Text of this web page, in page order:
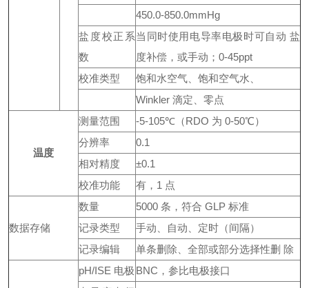
450.0-850.0mmHg
盐度校正系
数
当同时使用电导率电极时可自动 盐
度补偿，或手动；0-45ppt
校准类型
饱和水空气、饱和空气水、
Winkler 滴定、零点
温度
测量范围
-5-105℃（RDO 为 0-50℃）
分辨率
0.1
相对精度
±0.1
校准功能
有，1 点
数据存储
数量
5000 条，符合 GLP 标准
记录类型
手动、自动、定时（间隔）
记录编辑
单条删除、全部或部分选择性删 除
pH/ISE 电极 BNC，参比电极接口